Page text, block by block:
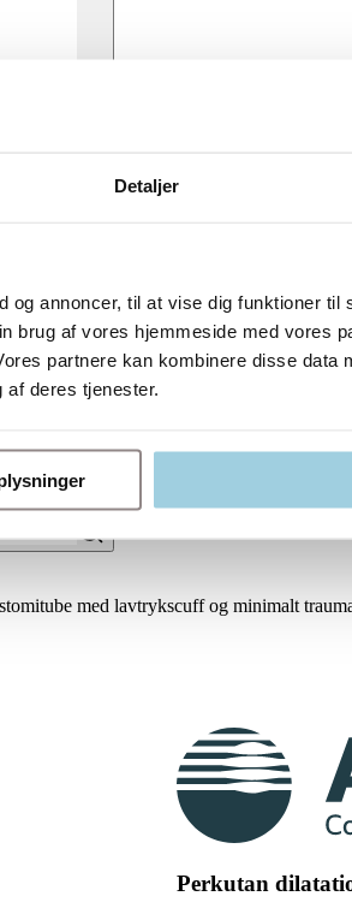
Detaljer
og annoncer, til at vise dig funktioner til
brug af vores hjemmeside med vores
partnere kan kombinere disse data
af deres tjenester.
med lavtrykscuff og minimalt
Perkutan